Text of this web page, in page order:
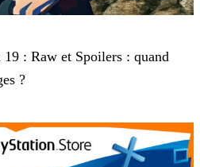
: Raw et Spoilers : quand
?